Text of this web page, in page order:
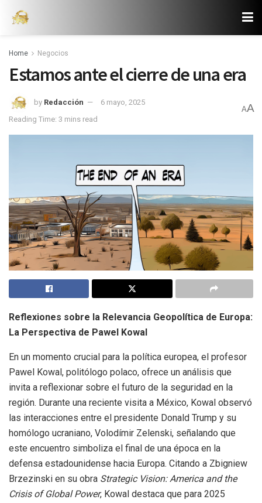
Home Negocios
Estamos ante el cierre de una era
by Redacción
6 mayo, 2025
Reading Time: 3 mins read
AA
Reflexiones sobre la Relevancia Geopolítica de Europa:
La Perspectiva de Pawel Kowal
En un momento crucial para la política europea, el profesor
Pawel Kowal, politólogo polaco, ofrece un análisis que
invita a reflexionar sobre el futuro de la seguridad en la
región. Durante una reciente visita a México, Kowal observó
las interacciones entre el presidente Donald Trump y su
homólogo ucraniano, Volodímir Zelenski, señalando que
este encuentro simboliza el final de una época en la
defensa estadounidense hacia Europa. Citando a Zbigniew
Brzezinski en su obra Strategic Vision: America and the
Crisis of Global Power, Kowal destaca que para 2025